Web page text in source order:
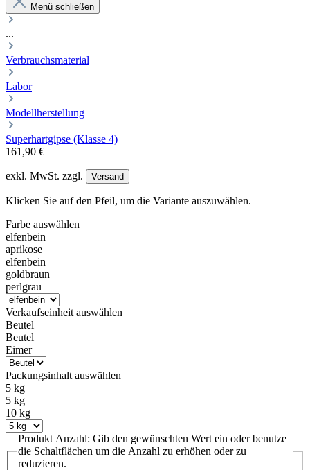
Menü schließen
...
Verbrauchsmaterial
Labor
Modellherstellung
Superhartgipse (Klasse 4)
161,90 €
exkl. MwSt. zzgl. Versand
Klicken Sie auf den Pfeil, um die Variante auszuwählen.
Farbe auswählen
elfenbein
aprikose
elfenbein
goldbraun
perlgrau
Verkaufseinheit auswählen
Beutel
Beutel
Eimer
Packungsinhalt auswählen
5 kg
5 kg
10 kg
Produkt Anzahl: Gib den gewünschten Wert ein oder benutze
die Schaltflächen um die Anzahl zu erhöhen oder zu
reduzieren.